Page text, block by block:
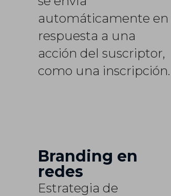
automáticamente en
respuesta a una
acción del suscriptor,
como una inscripción.
Branding en
redes
Estrategia de